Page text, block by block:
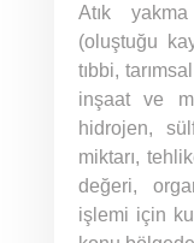
Atık
(oluştuğu
tıbbi,
inşaat ve
hidrojen,
miktarı,
değeri,
işlemi için